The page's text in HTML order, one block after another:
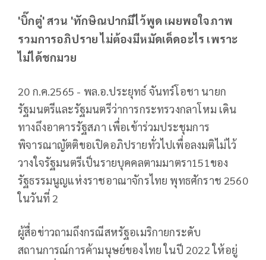
'บิ๊กตู่' สวน 'ทักษิณปากมีไว้พูด เผยพอใจภาพ
รวมการอภิปราย ไม่ต้องมีหมัดเด็ดอะไร เพราะ
ไม่ได้ชกมวย
20 ก.ค.2565 - พล.อ.ประยุทธ์ จันทร์โอชา นายก
รัฐมนตรีและรัฐมนตรีว่าการกระทรวงกลาโหม เดิน
ทางถึงอาคารรัฐสภา เพื่อเข้าร่วมประชุมการ
พิจารณาญัตติขอเปิดอภิปรายทั่วไปเพื่อลงมติไม่ไว้
วางใจรัฐมนตรีเป็นรายบุคคลตามมาตรา151ของ
รัฐธรรมนูญแห่งราชอาณาจักรไทย พุทธศักราช 2560
ในวันที่ 2
ผู้สื่อข่าวถามถึงกรณีสหรัฐอเมริกายกระดับ
สถานการณ์การค้ามนุษย์ของไทย ในปี 2022 ให้อยู่